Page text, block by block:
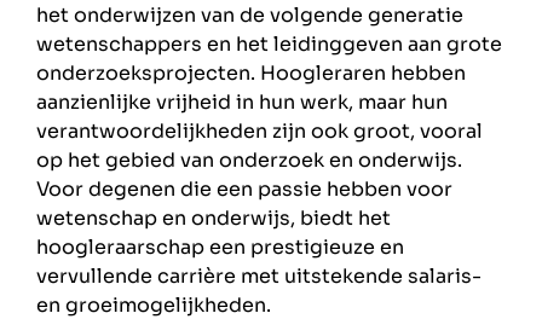
het onderwijzen van de volgende generatie
wetenschappers en het leidinggeven aan grote
onderzoeksprojecten. Hoogleraren hebben
aanzienlijke vrijheid in hun werk, maar hun
verantwoordelijkheden zijn ook groot, vooral
op het gebied van onderzoek en onderwijs.
Voor degenen die een passie hebben voor
wetenschap en onderwijs, biedt het
hoogleraarschap een prestigieuze en
vervullende carrière met uitstekende salaris-
en groeimogelijkheden.